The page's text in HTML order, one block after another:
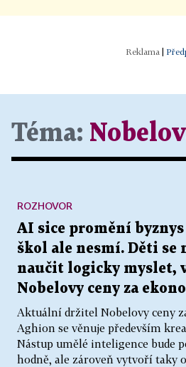
Téma:
AI sice promění
škol ale nesmí. Děti se
naučit logicky myslet,
Nobelovy ceny za
Aktuální držitel Nobelovy ceny
Aghion se věnuje především
Nástup umělé inteligence bude
hodně, ale zároveň vytvoří taky
ROZHOVOR